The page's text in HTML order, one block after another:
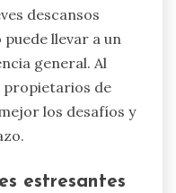
descansos
llevar a un
general. Al
propietarios de
los desafíos y
estresantes